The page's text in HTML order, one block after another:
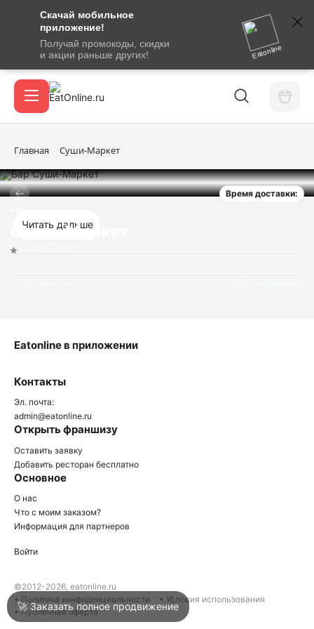
Скачай мобильное
приложение!
Получай промокоды, скидки
и акции раньше других!
Eatonline
сообщение
кодом
подтверждения
Акции
Войти
Написать в техподдержку
Главная Суши-Маркет
Время доставки:
Суши-Маркет
Читать дальше
Контакты
Эл. почта:
admin@eatonline.ru
Открыть франшизу
Оставить заявку
Добавить ресторан бесплатно
Основное
О нас
Что с моим заказом?
Информация для партнеров
Eatonline в приложении
Войти
©2012-2026, eatonline.ru
• Политика конфиденциальности
• Условия использования
• Публичная оферта
🚀 Заказать полное продвижение